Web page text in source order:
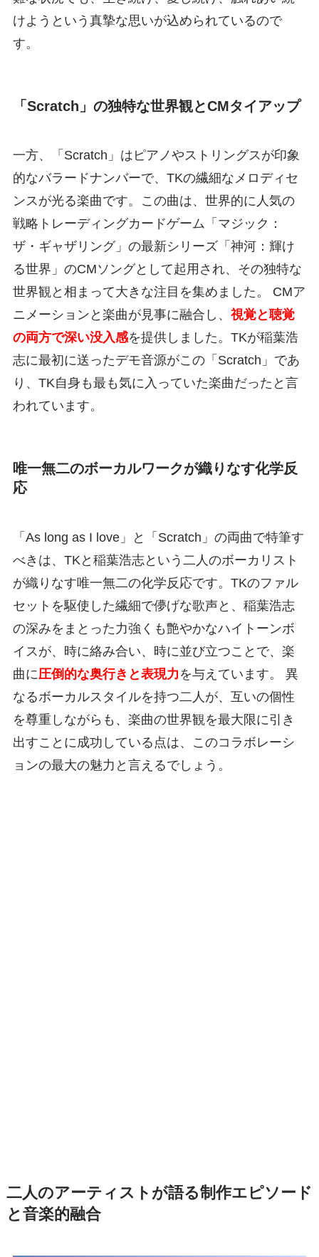
けようという真摯な思いが込められているので
す。
「Scratch」の独特な世界観とCMタイアップ
一方、「Scratch」はピアノやストリングスが印象
的なバラードナンバーで、TKの繊細なメロディセ
ンスが光る楽曲です。この曲は、世界的に人気の
戦略トレーディングカードゲーム「マジック：
ザ・ギャザリング」の最新シリーズ「神河：輝け
る世界」のCMソングとして起用され、その独特な
世界観と相まって大きな注目を集めました。 CMア
ニメーションと楽曲が見事に融合し、 視覚と聴覚
の両方で深い没入感を提供しました。TKが稲葉浩
志に最初に送ったデモ音源がこの「Scratch」であ
り、TK自身も最も気に入っていた楽曲だったと言
われています。
唯一無二のボーカルワークが織りなす化学反
応
「As long as I love」と「Scratch」の両曲で特筆す
べきは、TKと稲葉浩志という二人のボーカリスト
が織りなす唯一無二の化学反応です。TKのファル
セットを駆使した繊細で儚げな歌声と、稲葉浩志
の深みをまとった力強くも艶やかなハイトーンボ
イスが、時に絡み合い、時に並び立つことで、楽
曲に圧倒的な奥行きと表現力 を与えています。 異
なるボーカルスタイルを持つ二人が、互いの個性
を尊重しながらも、楽曲の世界観を最大限に引き
出すことに成功している点は、このコラボレーシ
ョンの最大の魅力と言えるでしょう。
二人のアーティストが語る制作エピソード
と音楽的融合